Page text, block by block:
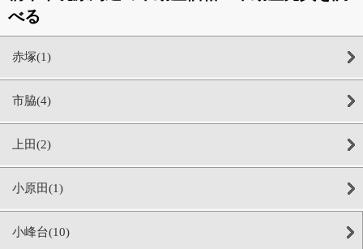
べる
赤塚(1)
市脇(4)
上田(2)
小原田(1)
小峰台(10)